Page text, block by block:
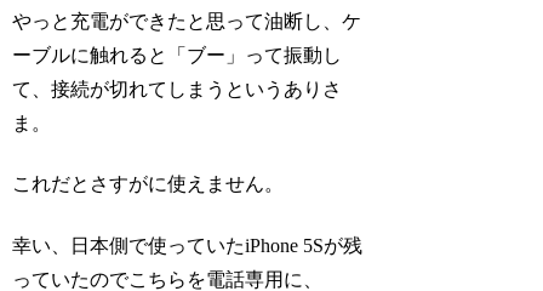
やっと充電ができたと思って油断し、ケ
ーブルに触れると「ブー」って振動し
て、接続が切れてしまうというありさ
ま。
これだとさすがに使えません。
幸い、日本側で使っていたiPhone 5Sが残
っていたのでこちらを電話専用に、